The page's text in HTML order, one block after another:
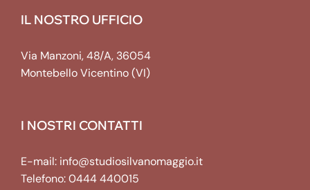
IL NOSTRO UFFICIO
Via Manzoni, 48/A, 36054
Montebello Vicentino (VI)
I NOSTRI CONTATTI
E-mail: info@studiosilvanomaggio.it
Telefono:0444 440015